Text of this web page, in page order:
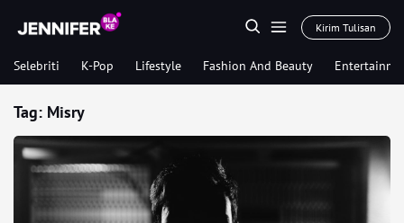
Kirim Tulisan
Selebriti K-Pop Lifestyle Fashion And Beauty
Tag: Misry